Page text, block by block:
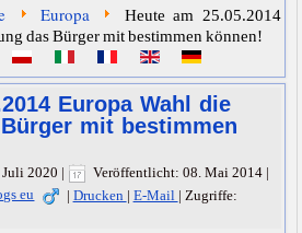
Europa
Heute am 25.05.2014
das Bürger mit bestimmen können!
Europa Wahl die
mit bestimmen
2020 | Veröffentlicht: 08. Mai 2014 |
eu | Drucken | E-Mail | Zugriffe: